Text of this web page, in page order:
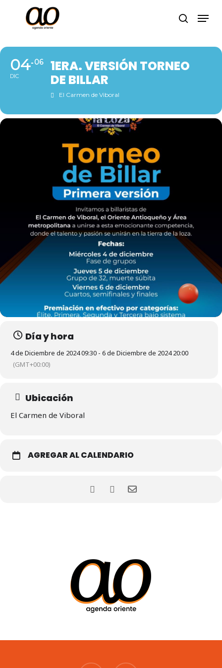
content
search
04
DIC
06
1ERA. VERSIÓN TORNEO
DE BILLAR
El Carmen de Viboral
Día y hora
4 de Diciembre de 2024 09:30 - 6 de Diciembre de 2024 20:00
(GMT+00:00)
Ubicación
El Carmen de Viboral
AGREGAR AL CALENDARIO